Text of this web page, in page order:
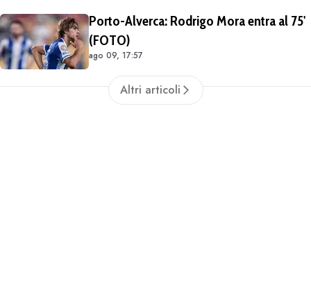
Porto-Alverca: Rodrigo Mora entra al 75'
(FOTO)
ago 09, 17:57
Altri articoli